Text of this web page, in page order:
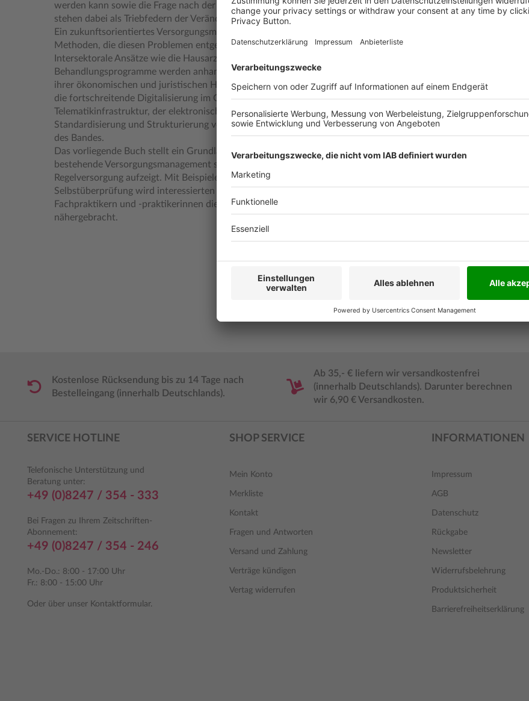
werden kann sowie die Frage nach der Finanzierbarkeit des Gesundheitswesens
stehen dabei als Triebfedern der Veränderung im Vordergrund.
Ein zukunftsorientiertes Versorgungsmanagement mit Instrumentarien und
Methoden, die diesen Problemen entgegentreten, kann hier Abhilfe schaffen.
Intersektorale Ansätze wie die Hausarztzentrierte Versorgung oder strukturierte
Behandlungsprogramme werden anhand von Modellprojekten einschließlich
ihrer ökonomischen und juristischen Hemmnisse umfassend vorgestellt. Auch
die fortschreitende Digitalisierung im Gesundheitswesen mit der
Telematikinfrastruktur, der elektronischen Patientenakte sowie der
Standardisierung und Strukturierung von Gesundheitsdaten stehen im Fokus
des Bandes.
Das vorliegende Buch stellt ein Grundlagenwerk dar, das gleichzeitig das
bestehende Versorgungsmanagement skizziert sowie neue Perspektiven für die
Regelversorgung aufzeigt. Mit Beispielen aus der Praxis und Aufgaben zur
Selbstüberprüfung wird interessierten Lesern und Leserinnen sowie
Fachpraktikern und -praktikerinnen die Welt des Versorgungsmanagements
nähergebracht.
Anzahl
Kostenlose Rücksendung bis zu 14 Tage nach
Bestelleingang (innerhalb Deutschlands).
Ab 35,- € liefern wir versandkostenfrei
(innerhalb Deutschlands). Darunter berechnen
wir 6,90 € Versandkosten.
SERVICE HOTLINE
Telefonische Unterstützung und
Beratung unter:
+49 (0)8247 / 354 - 333
Bei Fragen zu Ihrem Zeitschriften-
Abonnement:
+49 (0)8247 / 354 - 246
Mo.-Do.: 8:00 - 17:00 Uhr
Fr.: 8:00 - 15:00 Uhr
Oder über unser Kontaktformular.
SHOP SERVICE
Mein Konto
Merkliste
Kontakt
Fragen und Antworten
Versand und Zahlung
Verträge kündigen
Vertag widerrufen
INFORMATIONEN
Impressum
AGB
Datenschutz
Rückgabe
Newsletter
Widerrufsbelehrung
Produktsicherheit
Barrierefreiheitserklärung